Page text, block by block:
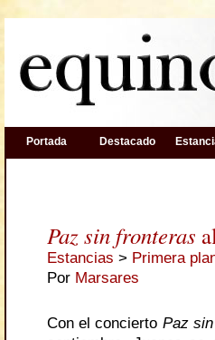
Portada Destacado
Paz sin fronteras
Estancias > Primera
Por Marsares
Con el concierto Paz